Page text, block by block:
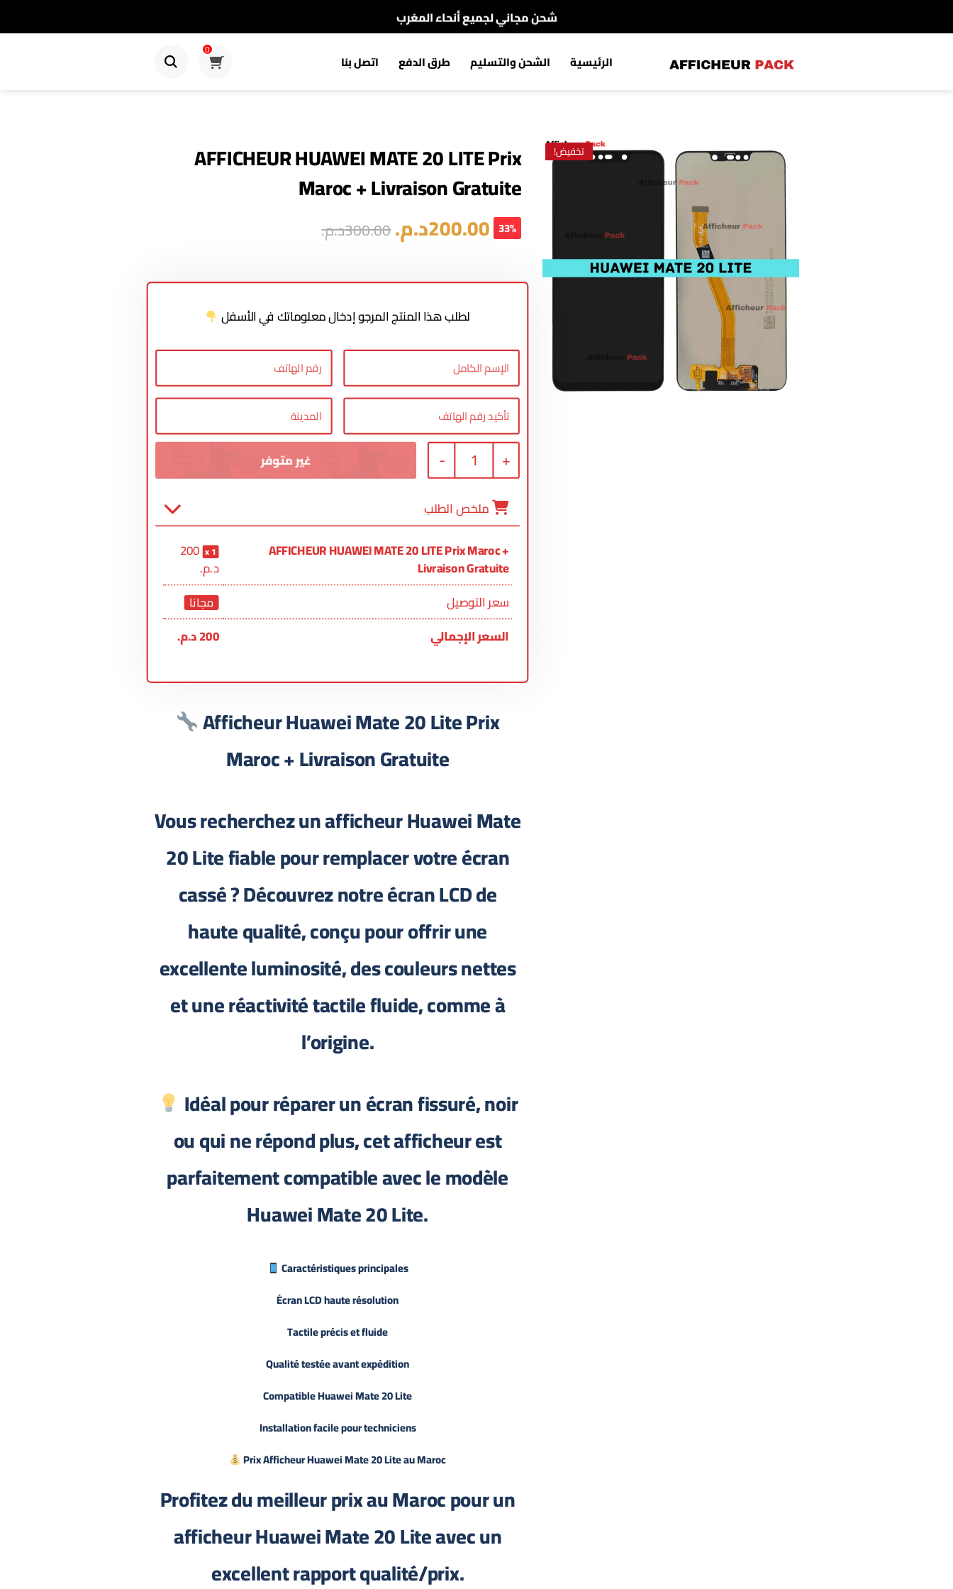
شحن مجاني لجميع أنحاء المغرب
الرئيسية الشحن والتسليم طرق الدفع اتصل بنا
0
تخفيض!
AFFICHEUR HUAWEI MATE 20 LITE Prix
Maroc + Livraison Gratuite
200.00د.م.300.00د.م. 33%
لطلب هذا المنتج المرجو إدخال معلوماتك في الأسفل
+
1
-
ملخص الطلب
AFFICHEUR HUAWEI MATE 20 LITE Prix Maroc +
Livraison Gratuite
1
200
د.م.
سعر التوصيل
مجانا
السعر الإجمالي 200د.م.
Afficheur Huawei Mate 20 Lite Prix
Maroc + Livraison Gratuite
Vous recherchez un afficheur Huawei Mate
20 Lite fiable pour remplacer votre écran
cassé ? Découvrez notre écran LCD de
haute qualité, conçu pour offrir une
excellente luminosité, des couleurs nettes
et une réactivité tactile fluide, comme à
l’origine.
Idéal pour réparer un écran fissuré, noir
ou qui ne répond plus, cet afficheur est
parfaitement compatible avec le modèle
Huawei Mate 20 Lite.
Caractéristiques principales
Écran LCD haute résolution
Tactile précis et fluide
Qualité testée avant expédition
Compatible Huawei Mate 20 Lite
Installation facile pour techniciens
Prix Afficheur Huawei Mate 20 Lite au Maroc
Profitez du meilleur prix au Maroc pour un
afficheur Huawei Mate 20 Lite avec un
excellent rapport qualité/prix.